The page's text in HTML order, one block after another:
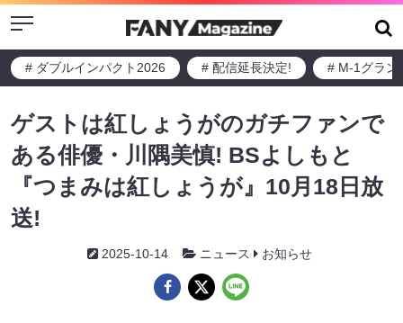
Menu
# ダブルインパクト2026 # 配信延長決定! # M-1グラン
ゲストは紅しょうがのガチファンで
ある俳優・川隅美慎! BSよしもと
『つまみは紅しょうが』10月18日放
送!
2025-10-14 ニュース お知らせ